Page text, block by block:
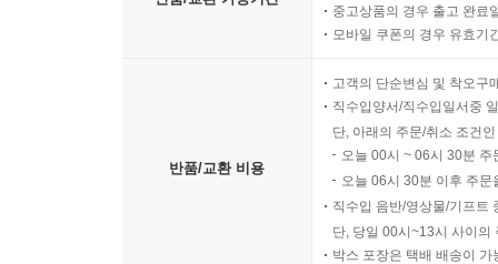
중고상품의 경우 출고 완료
모바일 쿠폰의 경우 유효기
반품/교환 비용
고객의 단순변심 및 착오구
직수입양서/직수입일서중
단, 아래의 주문/취소 조건
오늘 00시 ~ 06시 30분
오늘 06시 30분 이후 주
직수입 음반/영상물/기프트
단, 당일 00시~13시 사이의
박스 포장은 택배 배송이